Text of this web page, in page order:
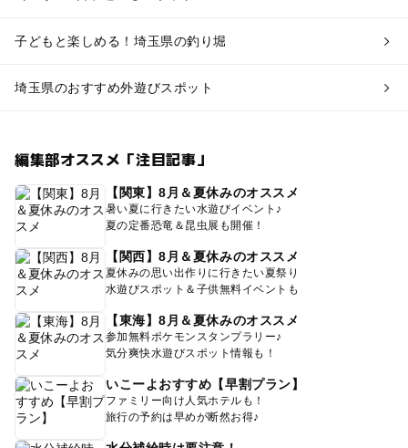
子どもと楽しめる！埼玉県の釣り堀
埼玉県のおすすめ外遊びスポット
編集部オススメ「注目記事」
【関東】8月＆夏休みのオススメ
暑い夏に行きたい水遊びイベント♪
夏の定番恐竜＆昆虫展も開催！
【関西】8月＆夏休みのオススメ
夏休みの思い出作りに行きたい夏祭り
水遊びスポット＆子供無料イベントも
【東海】8月＆夏休みのオススメ
参加無料ポケモンスタンプラリー♪
気分爽快水遊びスポット情報も！
いこーよおすすめ【早割プラン】
ファミリー向け人気ホテルも！
旅行の予約は早めが断然お得♪